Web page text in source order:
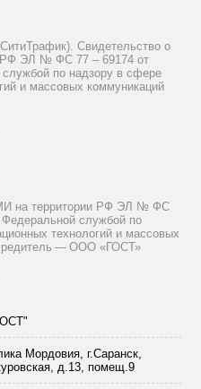
Свидетельство о
РФ ЭЛ № ФС 77 – 69174 от
по надзору в сфере
и массовых коммуникаций
на территории РФ ЭЛ № ФС
службой по
технологий и массовых
— ООО «ГОСТ»
Мордовия, г.Саранск,
д.13, помещ.9